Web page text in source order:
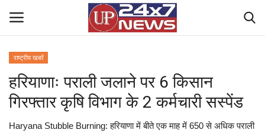
Home
Contact Us
राष्ट्रीय खबरें
हरियाणाः पराली जलाने पर 6 किसान
गिरफ्तार कृषि विभाग के 2 कर्मचारी सस्पेंड
Haryana Stubble Burning: हरियाणा में बीते एक माह में 650 से अधिक पराली